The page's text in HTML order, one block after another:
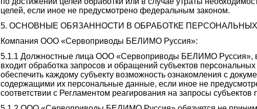
целей, если иное не предусмотрено федеральным законом.
5. ОСНОВНЫЕ ОБЯЗАННОСТИ В ОБРАБОТКЕ
Компания ООО «Сервоприводы БЕЛИМО Руссия»:
5.1.1 Должностные лица ООО «Сервоприводы БЕЛИМО Руссия», в
входит обработка запросов и обращений субъектов
обеспечить каждому субъекту возможность ознакомления с
содержащими их персональные данные, если иное не
соответствии с Регламентом реагирования на запросы